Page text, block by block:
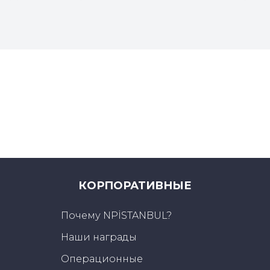
КОРПОРАТИВНЫЕ
Почему NPİSTANBUL?
Наши награды
Операционные